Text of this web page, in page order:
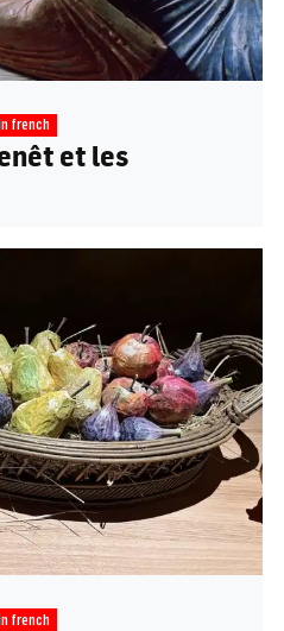
french
et les
french